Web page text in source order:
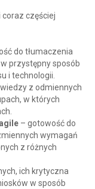
częściej
do tłumaczenia
przystępny sposób
i technologii.
z odmiennych
w których
– gotowość do
wymagań
z różnych
ich krytyczna
w sposób